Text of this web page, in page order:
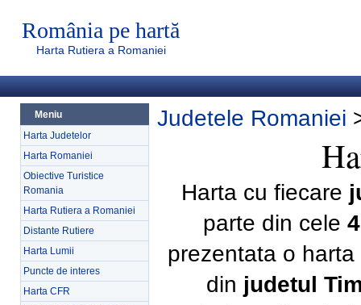
România pe hartă
Harta Rutiera a Romaniei
Meniu
Harta Judetelor
Harta Romaniei
Obiective Turistice
Romania
Harta Rutiera a Romaniei
Distante Rutiere
Harta Lumii
Puncte de interes
Harta CFR
Judetele Romaniei
Harta cu fiecare
parte din cele
prezentata o
din judetul